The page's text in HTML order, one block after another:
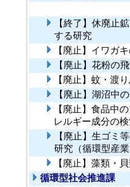
【終了】休廃止
する研究
【廃止】イワガ
【廃止】花粉の
【廃止】蚊・渡
【廃止】湖沼中
【廃止】食品中
レルギー成分の
【廃止】生ゴミ
研究（循環型産
【廃止】藻類・
循環型社会推進課